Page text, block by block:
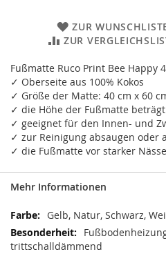
ZUR
ZUR
Fußmatte Ruco Print Bee Happy
✓ Oberseite aus 100% Kokos
✓ Größe der Matte: 40 cm x 60
✓ die Höhe der Fußmatte
✓ geeignet für den Innen- und
✓ zur Reinigung absaugen oder
✓ die Fußmatte vor starker
Mehr Informationen
Mehr
Informationen
Gelb, Natur, Schwarz,
trittschalldämmend